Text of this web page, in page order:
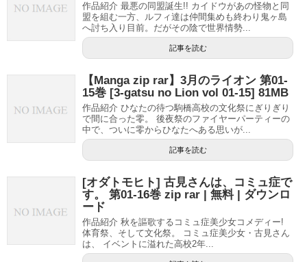
作品紹介 最悪の同盟誕生!! カイドウがあの怪物と同
盟を組む一方、ルフィ達は仲間集めも終わり鬼ヶ島
へ討ち入り目前。だがその陰で世界情勢...
記事を読む
【Manga zip rar】3月のライオン 第01-
15巻 [3-gatsu no Lion vol 01-15] 81MB
作品紹介 ひなたの待つ駒橋高校の文化祭にぎりぎり
で間に合った零。 後夜祭のファイヤーパーティーの
中で、ついに零からひなたへある思いが...
記事を読む
[オダトモヒト] 古見さんは、コミュ症で
す。 第01-16巻 zip rar | 無料 | ダウンロ
ード
作品紹介 秋を謳歌するコミュ症美少女コメディー!
体育祭、そして文化祭。 コミュ症美少女・古見さん
は、 イベントに溢れた高校2年...